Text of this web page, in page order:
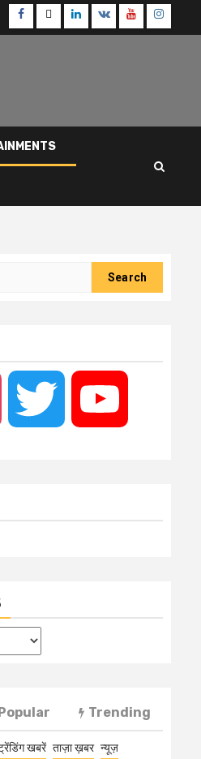
Facebook
TwitterLinkedin
VK Youtube
Instagram Twitter
Trending
खबरें ताज़ा ख़बर न्यूज़